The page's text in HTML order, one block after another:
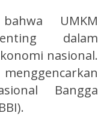
UMKM
dalam
nasional.
Bangga